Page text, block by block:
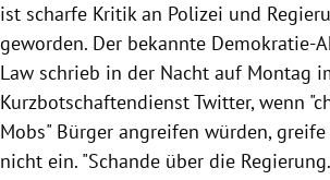
ist scharfe Kritik an Polizei und
geworden. Der bekannte Demokratie-
Law schrieb in der Nacht auf Montag
KurzbotschaftendienstTwitter, wenn
Mobs" Bürger angreifen würden,
nicht ein. "Schande über die Regierung